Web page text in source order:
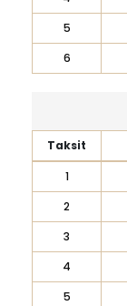
5
6
Taksit
1
2
3
4
5